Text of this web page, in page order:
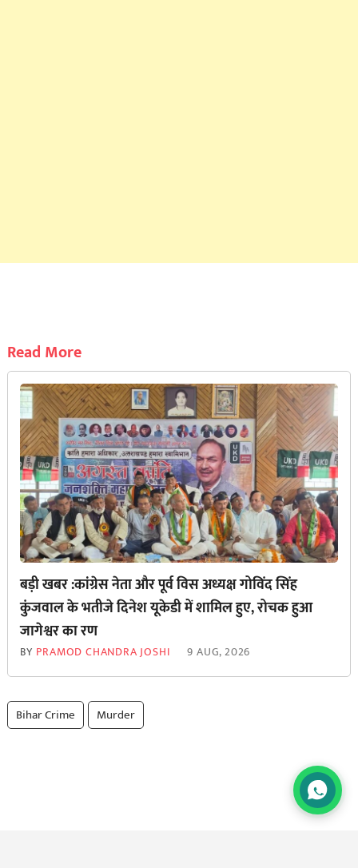
Read More
बड़ी खबर :कांग्रेस नेता और पूर्व विस अध्यक्ष गोविंद सिंह
कुंजवाल के भतीजे दिनेश यूकेडी में शामिल हुए, रोचक हुआ
जागेश्वर का रण
BY PRAMOD CHANDRA JOSHI 9 AUG, 2026
Bihar Crime Murder